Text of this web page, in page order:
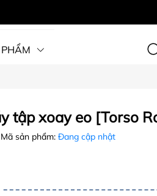
tập xoay eo [Torso
Mã sản phẩm: Đang cập nhật